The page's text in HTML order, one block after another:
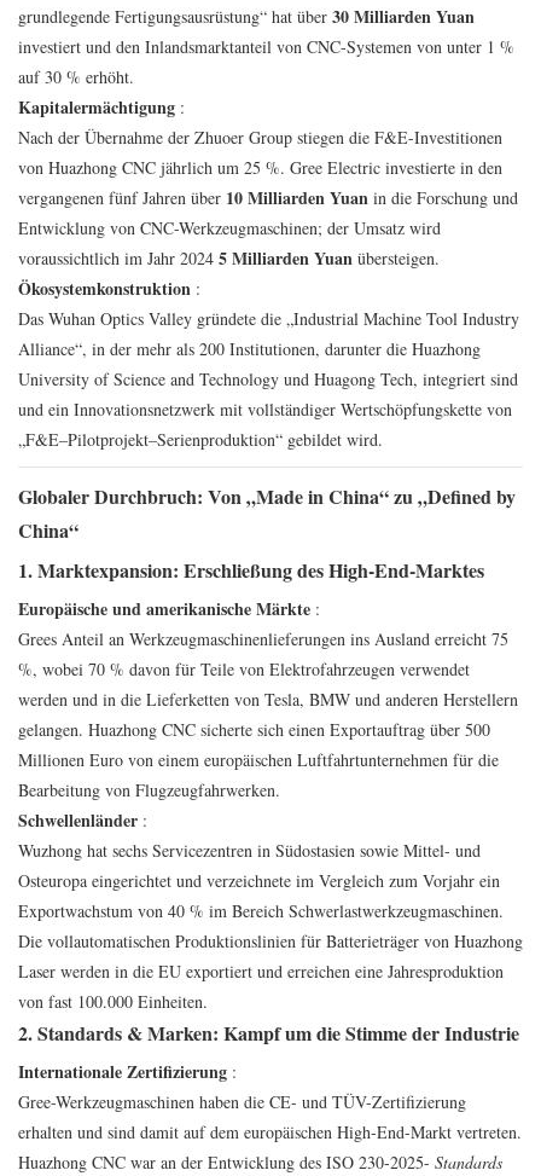
grundlegende Fertigungsausrüstung“ hat über 30 Milliarden Yuan
investiert und den Inlandsmarktanteil von CNC-Systemen von unter 1 %
auf 30 % erhöht.
Kapitalermächtigung :
Nach der Übernahme der Zhuoer Group stiegen die F&E-Investitionen
von Huazhong CNC jährlich um 25 %. Gree Electric investierte in den
vergangenen fünf Jahren über 10 Milliarden Yuan in die Forschung und
Entwicklung von CNC-Werkzeugmaschinen; der Umsatz wird
voraussichtlich im Jahr 2024 5 Milliarden Yuan übersteigen.
Ökosystemkonstruktion :
Das Wuhan Optics Valley gründete die „Industrial Machine Tool Industry
Alliance“, in der mehr als 200 Institutionen, darunter die Huazhong
University of Science and Technology und Huagong Tech, integriert sind
und ein Innovationsnetzwerk mit vollständiger Wertschöpfungskette von
„F&E–Pilotprojekt–Serienproduktion“ gebildet wird.
Globaler Durchbruch: Von „Made in China“ zu „Defined by
China“
1. Marktexpansion: Erschließung des High-End-Marktes
Europäische und amerikanische Märkte :
Grees Anteil an Werkzeugmaschinenlieferungen ins Ausland erreicht 75
%, wobei 70 % davon für Teile von Elektrofahrzeugen verwendet
werden und in die Lieferketten von Tesla, BMW und anderen Herstellern
gelangen. Huazhong CNC sicherte sich einen Exportauftrag über 500
Millionen Euro von einem europäischen Luftfahrtunternehmen für die
Bearbeitung von Flugzeugfahrwerken.
Schwellenländer :
Wuzhong hat sechs Servicezentren in Südostasien sowie Mittel- und
Osteuropa eingerichtet und verzeichnete im Vergleich zum Vorjahr ein
Exportwachstum von 40 % im Bereich Schwerlastwerkzeugmaschinen.
Die vollautomatischen Produktionslinien für Batterieträger von Huazhong
Laser werden in die EU exportiert und erreichen eine Jahresproduktion
von fast 100.000 Einheiten.
2. Standards & Marken: Kampf um die Stimme der Industrie
Internationale Zertifizierung :
Gree-Werkzeugmaschinen haben die CE- und TÜV-Zertifizierung
erhalten und sind damit auf dem europäischen High-End-Markt vertreten.
Huazhong CNC war an der Entwicklung des ISO 230-2025- Standards